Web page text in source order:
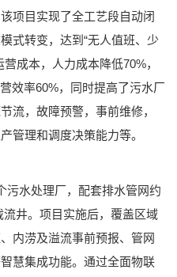
项目实现了全工艺段自动闭
式转变，达到“无人值班、少
成本，人力成本降低70%，
效率60%，同时提高了污水厂
流，故障预警，事前维修，
管理和调度决策能力等。
污水处理厂，配套排水管网约
井。项目实施后，覆盖区域
内涝及溢流事前预报、管网
慧集成功能。通过全面物联